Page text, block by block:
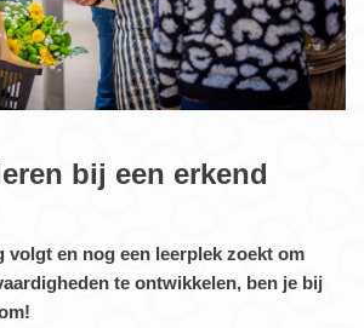
bij een erkend
volgt en nog een leerplek zoekt om
te ontwikkelen, ben je bij